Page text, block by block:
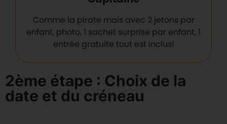
Comme la pirate mais avec 2 jetons par
enfant, photo, 1 sachet surprise par enfant, 1
entrée gratuite tout est inclus!
2ème étape : Choix de la
date et du créneau